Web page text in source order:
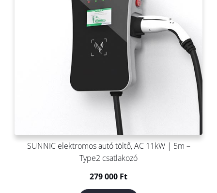
SUNNIC elektromos autó töltő, AC 11kW | 5m –
Type2 csatlakozó
279 000 Ft